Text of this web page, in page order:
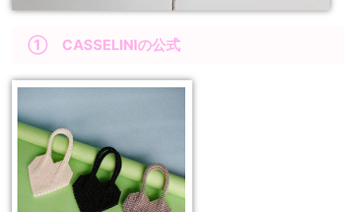
① CASSELINIの公式